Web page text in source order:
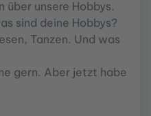
über unsere Hobbys.
sind deine Hobbys?
Tanzen. Und was
gern. Aber jetzt habe